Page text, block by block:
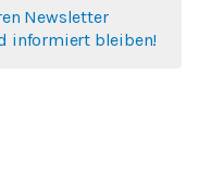
Newsletter
informiert bleiben!